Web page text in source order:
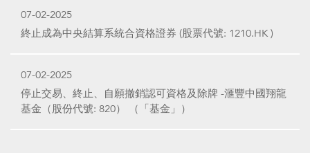
07-02-2025
終止成為中央結算系統合資格證券 (股票代號: 1210.HK )
07-02-2025
停止交易、終止、自願撤銷認可資格及除牌 -滙豐中國翔龍
基金（股份代號: 820） （「基金」）